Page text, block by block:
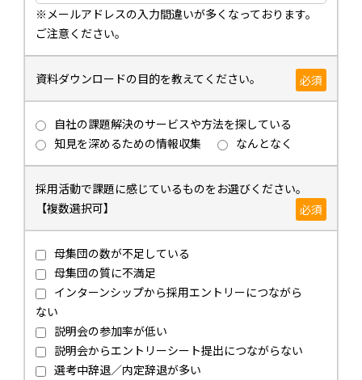
※メールアドレスの入力間違いが多くなっております。
ご注意ください。
資料ダウンロードの目的を教えてください。 必須
自社の課題解決のサービスや方法を探している
知見を深めるための情報収集
なんとなく
採用活動で課題に感じているものをお選びください。
【複数選択可】
必須
母集団の数が不足している
母集団の質に不満足
インターンシップから採用エントリーにつながら
ない
説明会の参加率が低い
説明会からエントリーシート提出につながらない
選考中辞退／内定辞退が多い